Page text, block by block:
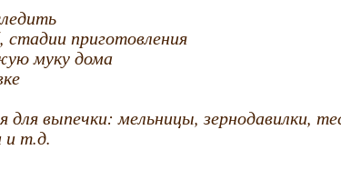
стадии приготовления
муку дома
для выпечки: мельницы, зернодавилки,
и т.д.